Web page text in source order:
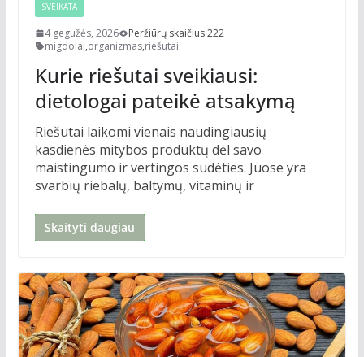
SVEIKATA
4 gegužės, 2026
Peržiūrų skaičius 222
migdolai,organizmas,riešutai
Kurie riešutai sveikiausi:
dietologai pateikė atsakymą
Riešutai laikomi vienais naudingiausių
kasdienės mitybos produktų dėl savo
maistingumo ir vertingos sudėties. Juose yra
svarbių riebalų, baltymų, vitaminų ir
Skaityti daugiau